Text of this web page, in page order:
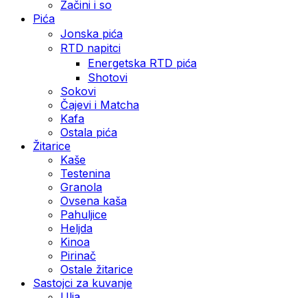
Začini i so
Pića
Jonska pića
RTD napitci
Energetska RTD pića
Shotovi
Sokovi
Čajevi i Matcha
Kafa
Ostala pića
Žitarice
Kaše
Testenina
Granola
Ovsena kaša
Pahuljice
Heljda
Kinoa
Pirinač
Ostale žitarice
Sastojci za kuvanje